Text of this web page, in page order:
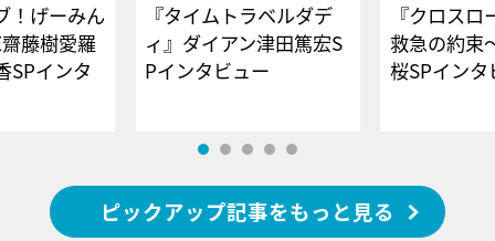
！げーみん
藤樹愛羅
SPインタ
『タイムトラベルダデ
ィ』ダイアン津田篤宏S
Pインタビュー
『クロス
救急の約束
桜SPイ
ピックアップ記事をもっと見る